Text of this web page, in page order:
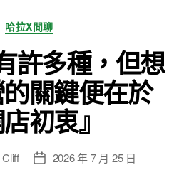
分
類
哈拉X閒聊
許多種，但想
關鍵便在於
店初衷』
文 2026 年 7 月 25 日